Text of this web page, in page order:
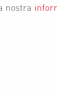
nostra